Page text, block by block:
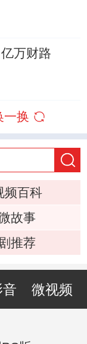
万财路
一换
频百科
故事
剧推荐
微视频